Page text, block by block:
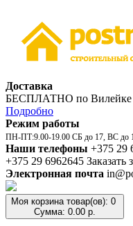
Доставка
БЕСПЛАТНО по Вилейке
Подробно
Режим работы
ПН-ПТ:9.00-19.00 СБ до 17, ВС до
Наши телефоны +375 29
+375 29 6962645 Заказать
Электронная почта
Моя корзина товар(ов): 0
Сумма: 0.00 р.